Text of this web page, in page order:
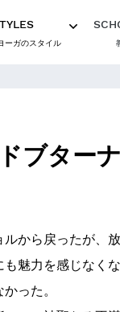
ーガのスタイル
ブター
から戻ったが、
魅力を感じなく
った。